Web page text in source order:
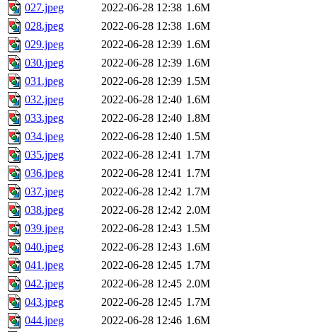
027.jpeg
2022-06-28 12:38 1.6M
028.jpeg
2022-06-28 12:38 1.6M
029.jpeg
2022-06-28 12:39 1.6M
030.jpeg
2022-06-28 12:39 1.6M
031.jpeg
2022-06-28 12:39 1.5M
032.jpeg
2022-06-28 12:40 1.6M
033.jpeg
2022-06-28 12:40 1.8M
034.jpeg
2022-06-28 12:40 1.5M
035.jpeg
2022-06-28 12:41 1.7M
036.jpeg
2022-06-28 12:41 1.7M
037.jpeg
2022-06-28 12:42 1.7M
038.jpeg
2022-06-28 12:42 2.0M
039.jpeg
2022-06-28 12:43 1.5M
040.jpeg
2022-06-28 12:43 1.6M
041.jpeg
2022-06-28 12:45 1.7M
042.jpeg
2022-06-28 12:45 2.0M
043.jpeg
2022-06-28 12:45 1.7M
044.jpeg
2022-06-28 12:46 1.6M